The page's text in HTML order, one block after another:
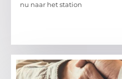
nu naar het station